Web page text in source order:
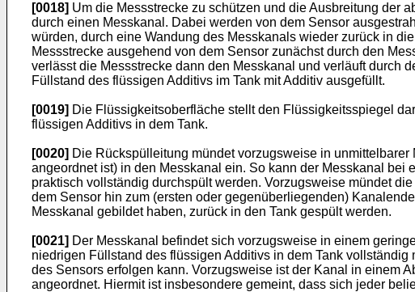
[0018] Um die Messstrecke zu schützen und die Ausbreitung der
durch einen Messkanal. Dabei werden von dem Sensor
würden, durch eine Wandung des Messkanals wieder zurück in
Messstrecke ausgehend von dem Sensor zunächst durch den
verlässt die Messstrecke dann den Messkanal und verläuft durch
Füllstand des flüssigen Additivs im Tank mit Additiv ausgefüllt.
[0019] Die Flüssigkeitsoberfläche stellt den Flüssigkeitsspiegel
flüssigen Additivs in dem Tank.
[0020] Die Rückspülleitung mündet vorzugsweise in
angeordnet ist) in den Messkanal ein. So kann der Messkanal
praktisch vollständig durchspült werden. Vorzugsweise mündet
dem Sensor hin zum (ersten oder gegenüberliegenden)
Messkanal gebildet haben, zurück in den Tank gespült werden.
[0021] Der Messkanal befindet sich vorzugsweise in einem
niedrigen Füllstand des flüssigen Additivs in dem Tank
des Sensors erfolgen kann. Vorzugsweise ist der Kanal in einem
angeordnet. Hiermit ist insbesondere gemeint, dass sich jeder